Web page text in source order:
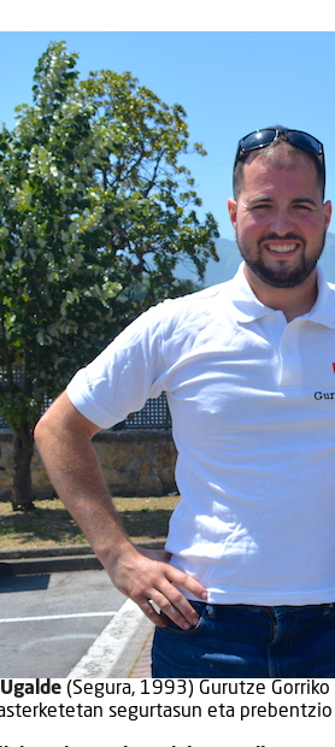
(Segura, 1993) Gurutze
segurtasun eta